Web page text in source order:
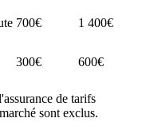
700€ 1 400€
300€ 600€
de tarifs
sont exclus.